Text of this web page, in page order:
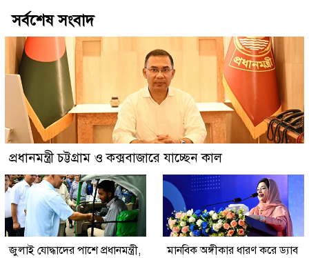
সর্বশেষ সংবাদ
প্রধানমন্ত্রী চট্টগ্রাম ও কক্সবাজারে যাচ্ছেন কাল
জুলাই যোদ্ধাদের পাশে প্রধানমন্ত্রী,
মানবিক অঙ্গীকার ধারণ করে ড্যাব